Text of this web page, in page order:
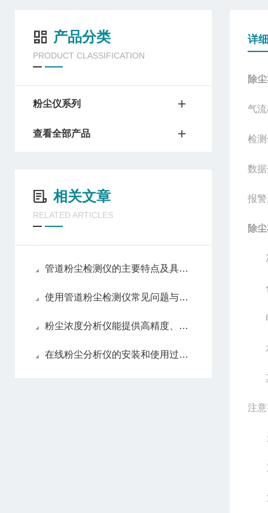
产品分类
PRODUCT CLASSIFICATION
粉尘仪系列
查看全部产品
相关文章
RELATED ARTICLES
管道粉尘检测仪的主要特点及具体应用场景
使用管道粉尘检测仪常见问题与解决方案
粉尘浓度分析仪能提供高精度、稳定的测量结果
在线粉尘分析仪的安装和使用过程需要仔细考虑多个因素
详
除
气
检
数
报
除
注
选
定
注